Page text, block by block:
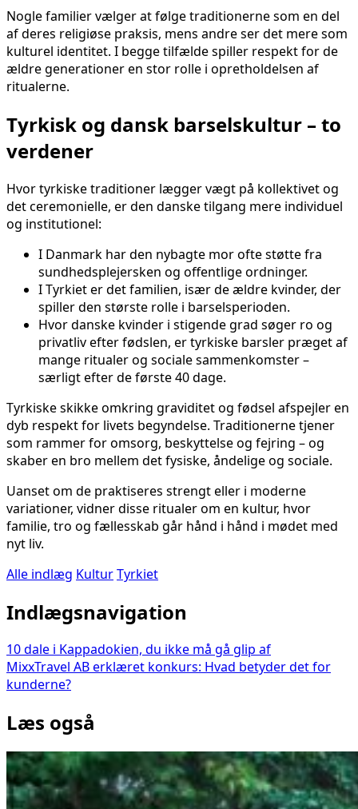
Nogle familier vælger at følge traditionerne som en del
af deres religiøse praksis, mens andre ser det mere som
kulturel identitet. I begge tilfælde spiller respekt for de
ældre generationer en stor rolle i opretholdelsen af
ritualerne.
Tyrkisk og dansk barselskultur – to
verdener
Hvor tyrkiske traditioner lægger vægt på kollektivet og
det ceremonielle, er den danske tilgang mere individuel
og institutionel:
I Danmark har den nybagte mor ofte støtte fra
sundhedsplejersken og offentlige ordninger.
I Tyrkiet er det familien, især de ældre kvinder, der
spiller den største rolle i barselsperioden.
Hvor danske kvinder i stigende grad søger ro og
privatliv efter fødslen, er tyrkiske barsler præget af
mange ritualer og sociale sammenkomster –
særligt efter de første 40 dage.
Tyrkiske skikke omkring graviditet og fødsel afspejler en
dyb respekt for livets begyndelse. Traditionerne tjener
som rammer for omsorg, beskyttelse og fejring – og
skaber en bro mellem det fysiske, åndelige og sociale.
Uanset om de praktiseres strengt eller i moderne
variationer, vidner disse ritualer om en kultur, hvor
familie, tro og fællesskab går hånd i hånd i mødet med
nyt liv.
Alle indlæg KulturTyrkiet
Indlægsnavigation
10 dale i Kappadokien, du ikke må gå glip af
MixxTravel AB erklæret konkurs: Hvad betyder det for
kunderne?
Læs også